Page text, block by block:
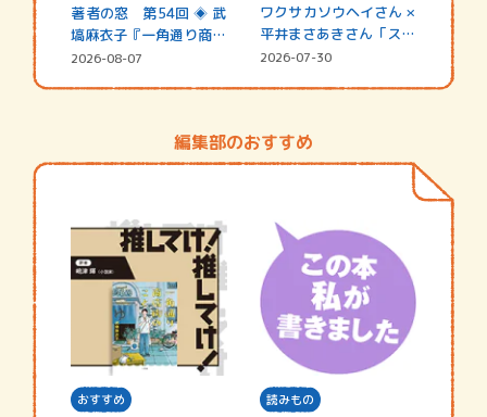
著者の窓 第54回 ◈ 武
塙麻衣子『一角通り商店
街の…
2026-08-07
ワクサカソウヘイさん ×
平井まさあきさん「スペ
シャ…
2026-07-30
編集部のおすすめ
おすすめ 読みもの